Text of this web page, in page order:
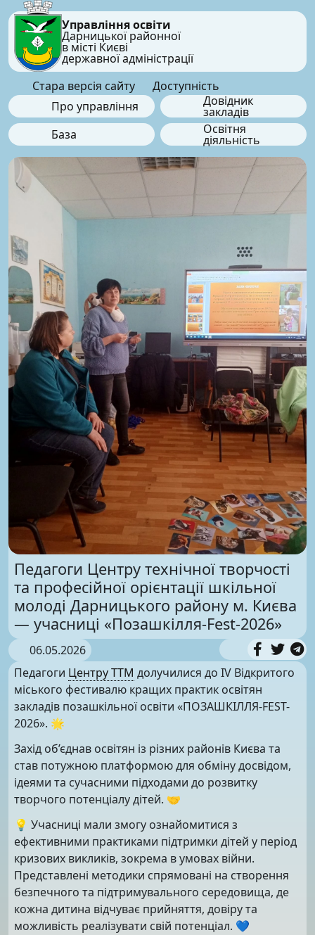
Управління освіти
Дарницької районної
в місті Києві
державної адміністрації
Стара версія сайту
Доступність
Про управління
Довідник
закладів
База
Освітня
діяльність
Педагоги Центру технічної творчості
та професійної орієнтації шкільної
молоді Дарницького району м. Києва
— учасниці «Позашкілля-Fest-2026»
06.05.2026
Педагоги Центру ТТМ долучилися до ІV Відкритого
міського фестивалю кращих практик освітян
закладів позашкільної освіти «ПОЗАШКІЛЛЯ-FEST-
2026». 🌟
Захід об’єднав освітян із різних районів Києва та
став потужною платформою для обміну досвідом,
ідеями та сучасними підходами до розвитку
творчого потенціалу дітей. 🤝
💡 Учасниці мали змогу ознайомитися з
ефективними практиками підтримки дітей у період
кризових викликів, зокрема в умовах війни.
Представлені методики спрямовані на створення
безпечного та підтримувального середовища, де
кожна дитина відчуває прийняття, довіру та
можливість реалізувати свій потенціал. 💙